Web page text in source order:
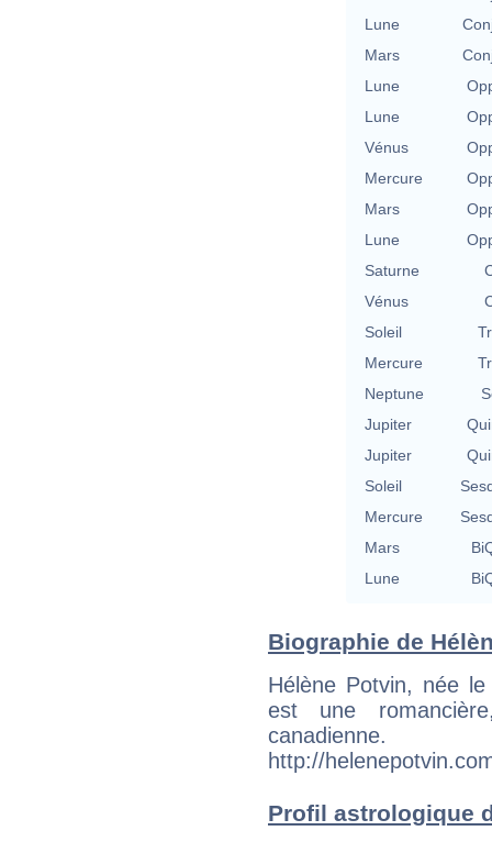
Lune
Mars
Lune
Lune
Vénus
Mercure
Mars
Lune
Saturne
Vénus
Soleil
Mercure
Neptune
Jupiter
Jupiter
Soleil
Mercure
Mars
Lune
Biographie de
Hélène Potvin, née
est une
http://
Profil astrologique